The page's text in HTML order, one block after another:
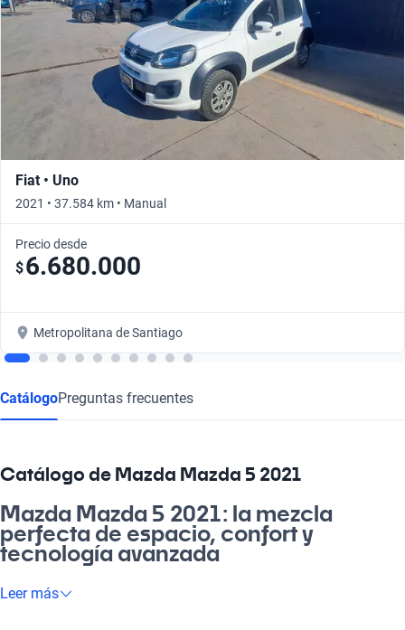
Fiat • Uno
2021 • 37.584 km • Manual
Precio desde
$6.680.000
Metropolitana de Santiago
CatálogoPreguntas frecuentes
Catálogo de Mazda Mazda 5 2021
Mazda Mazda 5 2021: la mezcla
perfecta de espacio, confort y
tecnología avanzada
Si buscas un vehículo que se adapte a tu estilo de vida, el
Leer más